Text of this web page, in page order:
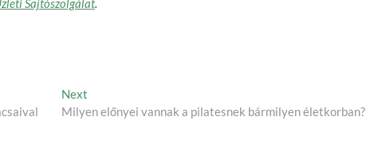
Sajtószolgálat.
Next
post:
Milyen előnyei vannak a pilatesnek bármilyen életkorban?